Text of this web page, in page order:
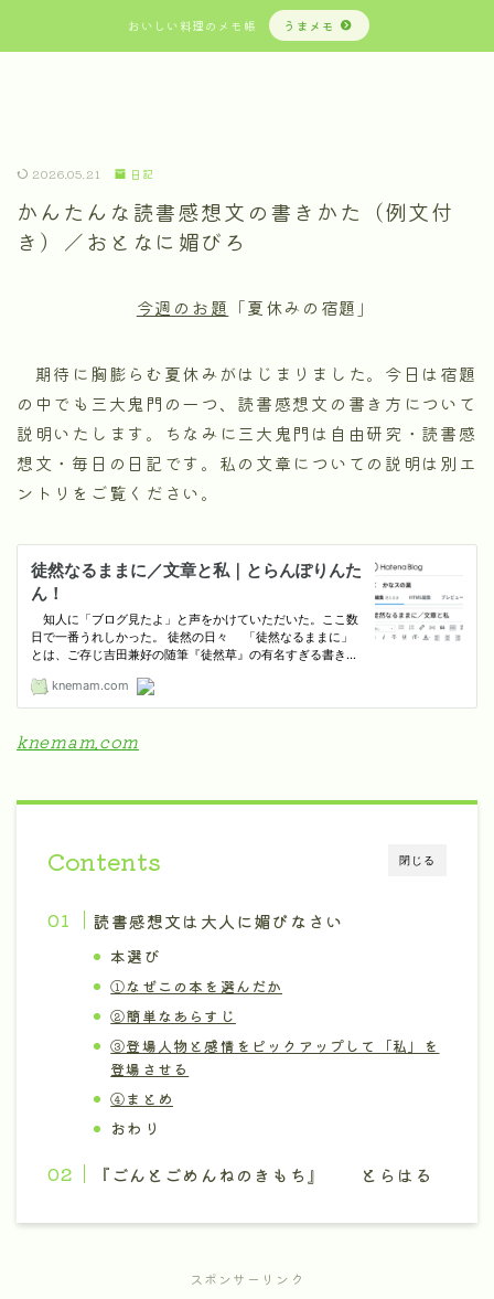
おいしい料理のメモ帳 うまメモ
2026.05.21 日記
かんたんな読書感想文の書きかた（例文付
き）／おとなに媚びろ
今週のお題 「夏休みの宿題」
期待に胸膨らむ夏休みがはじまりました。今日は宿題
の中でも三大鬼門の一つ、読書感想文の書き方について
説明いたします。ちなみに三大鬼門は自由研究・読書感
想文・毎日の日記です。私の文章についての説明は別エ
ントリをご覧ください。
knemam.com
閉じる
Contents
読書感想文は大人に媚びなさい
本選び
①なぜこの本を選んだか
②簡単なあらすじ
③登場人物と感情をピックアップして「私」を
登場させる
④まとめ
おわり
『ごんとごめんねのきもち』 とらはる
スポンサーリンク